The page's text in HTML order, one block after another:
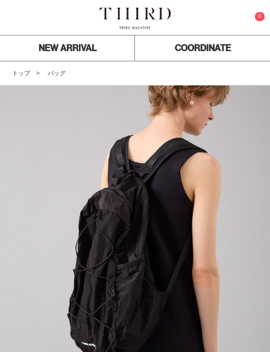
0
NEW ARRIVAL COORDINATE
トップ バッグ